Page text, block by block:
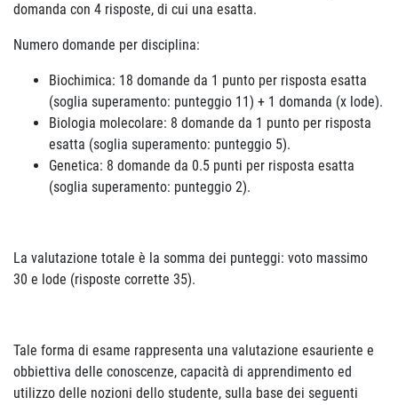
domanda con 4 risposte, di cui una esatta.
Numero domande per disciplina:
Biochimica: 18 domande da 1 punto per risposta esatta
(soglia superamento: punteggio 11) + 1 domanda (x lode).
Biologia molecolare: 8 domande da 1 punto per risposta
esatta (soglia superamento: punteggio 5).
Genetica: 8 domande da 0.5 punti per risposta esatta
(soglia superamento: punteggio 2).
La valutazione totale è la somma dei punteggi: voto massimo
30 e lode (risposte corrette 35).
Tale forma di esame rappresenta una valutazione esauriente e
obbiettiva delle conoscenze, capacità di apprendimento ed
utilizzo delle nozioni dello studente, sulla base dei seguenti